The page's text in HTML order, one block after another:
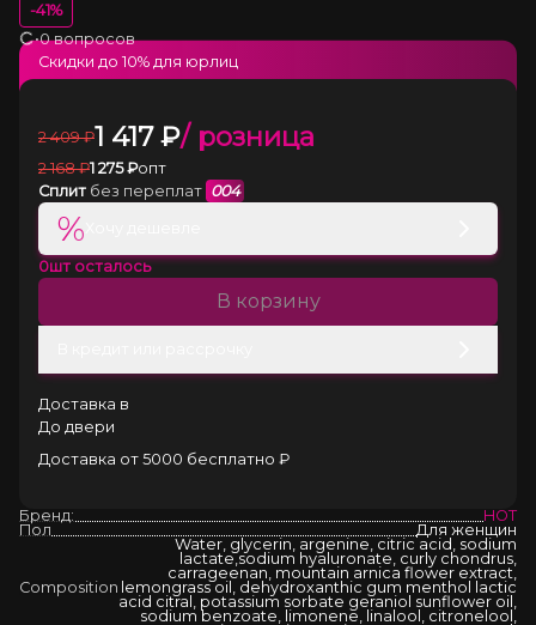
-41%
Загрузка
•0 вопросов
2 409 ₽1 417₽/ розница
2 168 ₽1 275₽опт
Сплит без переплат 004
%
0шт осталось
В корзину
Доставка в
До двери
Доставка от 5000 бесплатно ₽
Скидки до 10% для юрлиц
Бренд:
HOT
Пол
Для женщин
Composition
Water, glycerin, argenine, citric acid, sodium
lactate,sodium hyaluronate, curly chondrus,
carrageenan, mountain arnica flower extract,
lemongrass oil, dehydroxanthic gum menthol lactic
acid citral, potassium sorbate geraniol sunflower oil,
sodium benzoate, limonene, linalool, citronelool,